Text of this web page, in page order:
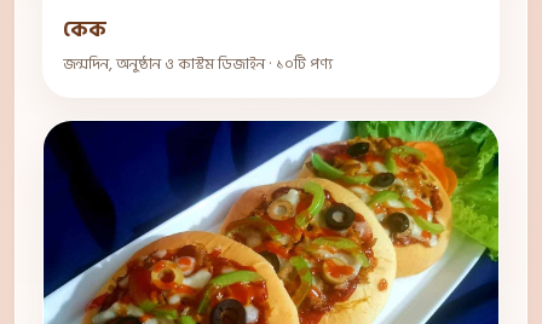
কেক
জন্মদিন, অনুষ্ঠান ও কাস্টম ডিজাইন · ১০টি পণ্য